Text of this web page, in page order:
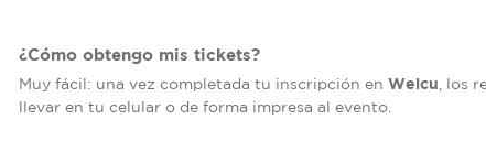
¿Cómo obtengo mis tickets?
Muy fácil: una vez completada tu inscripción en Welcu , los
llevar en tu celular o de forma impresa al evento.